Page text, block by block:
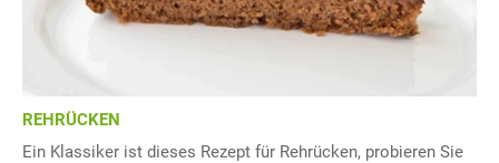
REHRÜCKEN
Ein Klassiker ist dieses Rezept für Rehrücken, probieren Sie